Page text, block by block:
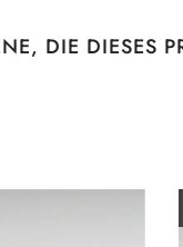
DIE DIESES